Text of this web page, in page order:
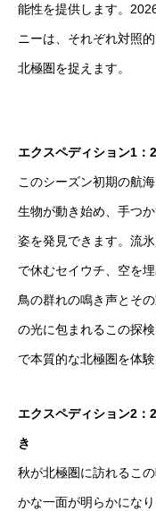
能性を提供します。
ニーは、それぞれ対照
北極圏を捉えます。
エクスペディション1
このシーズン初期の航
生物が動き始め、手つ
姿を発見できます。流
で休むセイウチ、空を
鳥の群れの鳴き声とそ
の光に包まれるこの探
で本質的な北極圏を体
エクスペディション2
き
秋が北極圏に訪れるこ
かな一面が明らかにな